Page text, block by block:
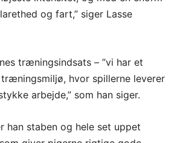
og fart,” siger Lasse
træningsindsats – ”vi har et
hvor spillerne leverer
arbejde,” som han siger.
han staben og hele set uppet